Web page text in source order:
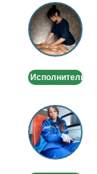
Массаж
лица
и
тела
Исполнитель
Выведение
из
запоя.
Капельница,